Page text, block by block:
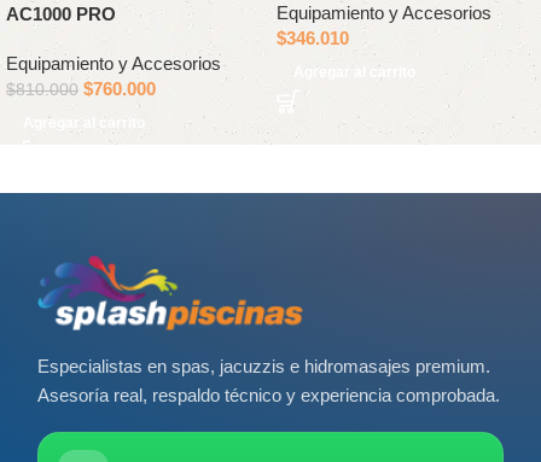
AC1000 PRO
Equipamiento y Accesorios
$810.000 $760.000
Agregar al carrito
Equipamiento y Accesorios
$346.010
Agregar al carrito
Especialistas en spas, jacuzzis e hidromasajes premium.
Asesoría real, respaldo técnico y experiencia comprobada.